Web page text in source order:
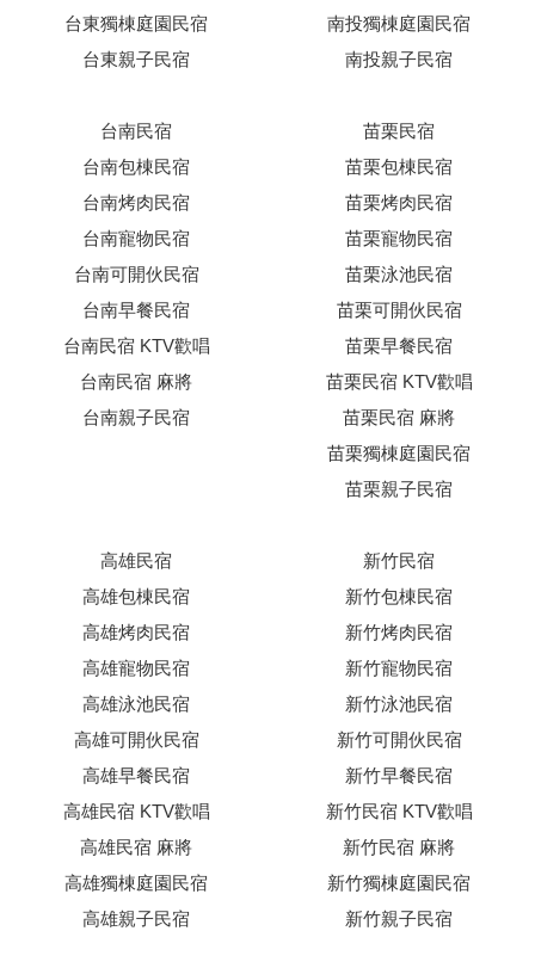
台東獨棟庭園民宿
台東親子民宿
南投獨棟庭園民宿
南投親子民宿
台南民宿
台南包棟民宿
台南烤肉民宿
台南寵物民宿
台南可開伙民宿
台南早餐民宿
台南民宿 KTV歡唱
台南民宿 麻將
台南親子民宿
苗栗民宿
苗栗包棟民宿
苗栗烤肉民宿
苗栗寵物民宿
苗栗泳池民宿
苗栗可開伙民宿
苗栗早餐民宿
苗栗民宿 KTV歡唱
苗栗民宿 麻將
苗栗獨棟庭園民宿
苗栗親子民宿
高雄民宿
高雄包棟民宿
高雄烤肉民宿
高雄寵物民宿
高雄泳池民宿
高雄可開伙民宿
高雄早餐民宿
高雄民宿 KTV歡唱
高雄民宿 麻將
高雄獨棟庭園民宿
高雄親子民宿
新竹民宿
新竹包棟民宿
新竹烤肉民宿
新竹寵物民宿
新竹泳池民宿
新竹可開伙民宿
新竹早餐民宿
新竹民宿 KTV歡唱
新竹民宿 麻將
新竹獨棟庭園民宿
新竹親子民宿